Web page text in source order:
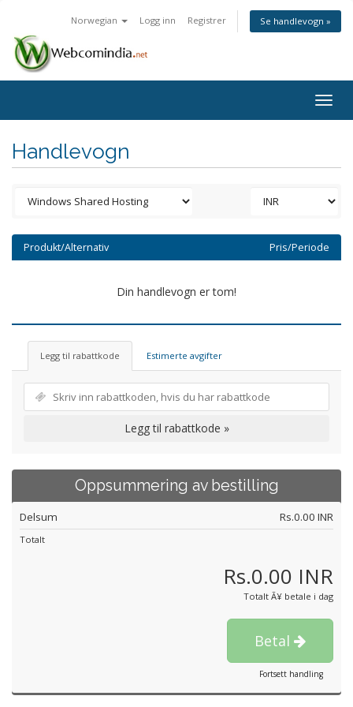
Norwegian Logg inn Registrer Se handlevogn »
Handlevogn
Produkt/Alternativ Pris/Periode
Din handlevogn er tom!
Legg til rabattkode Estimerte avgifter
Legg til rabattkode »
Oppsummering av bestilling
Delsum Rs.0.00 INR
Totalt
Rs.0.00 INR
Totalt Ã¥ betale i dag
Betal
Fortsett handling